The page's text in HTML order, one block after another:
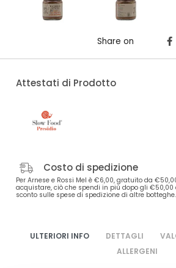
Share on
Attestati di Prodotto
Costo di spedizione
Per Arnese e Rossi Mel è €6,00, gratuito da
acquistare, ciò che spendi in più dopo gli €50,00
sconto sulle spese di spedizione di altre botteghe.
ULTERIORI INFO DETTAGLI
ALLERGENI